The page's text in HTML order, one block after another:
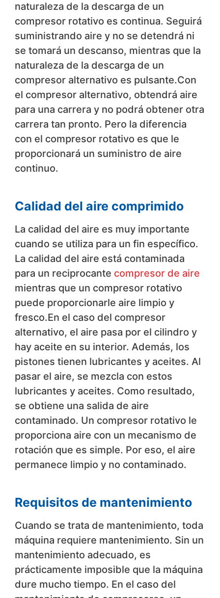
naturaleza de la descarga de un
compresor rotativo es continua. Seguirá
suministrando aire y no se detendrá ni
se tomará un descanso, mientras que la
naturaleza de la descarga de un
compresor alternativo es pulsante.Con
el compresor alternativo, obtendrá aire
para una carrera y no podrá obtener otra
carrera tan pronto. Pero la diferencia
con el compresor rotativo es que le
proporcionará un suministro de aire
continuo.
Calidad del aire comprimido
La calidad del aire es muy importante
cuando se utiliza para un fin específico.
La calidad del aire está contaminada
para un reciprocante compresor de aire
mientras que un compresor rotativo
puede proporcionarle aire limpio y
fresco.En el caso del compresor
alternativo, el aire pasa por el cilindro y
hay aceite en su interior. Además, los
pistones tienen lubricantes y aceites. Al
pasar el aire, se mezcla con estos
lubricantes y aceites. Como resultado,
se obtiene una salida de aire
contaminado. Un compresor rotativo le
proporciona aire con un mecanismo de
rotación que es simple. Por eso, el aire
permanece limpio y no contaminado.
Requisitos de mantenimiento
Cuando se trata de mantenimiento, toda
máquina requiere mantenimiento. Sin un
mantenimiento adecuado, es
prácticamente imposible que la máquina
dure mucho tiempo. En el caso del